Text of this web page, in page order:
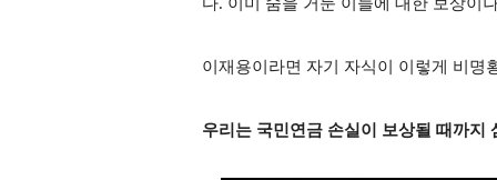
이재용이라면 자기 자식이 이렇게 비명
우리는 국민연금 손실이 보상될 때까지